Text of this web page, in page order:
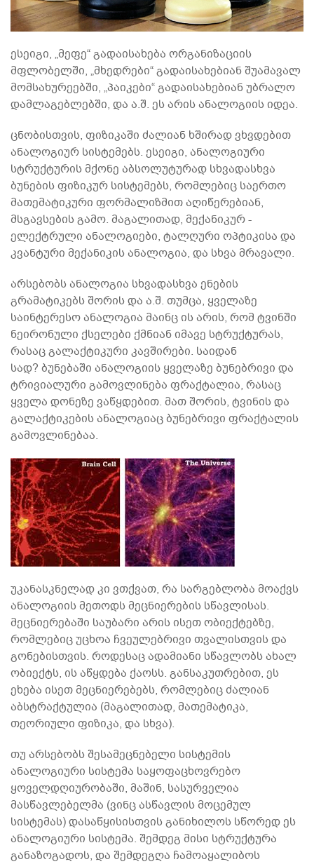
ესეიგი, „მეფე“ გადაისახება ორგანიზაციის
მფლობელში, „მხედრები“ გადაისახებიან შუამავალ
მომსახურეებში, „პაიკები“ გადაისახებიან უბრალო
დამლაგებლებში, და ა.შ. ეს არის ანალოგიის იდეა.
ცნობისთვის, ფიზიკაში ძალიან ხშირად ვხვდებით
ანალოგიურ სისტემებს. ესეიგი, ანალოგიური
სტრუქტურის მქონე აბსოლუტურად სხვადასხვა
ბუნების ფიზიკურ სისტემებს, რომლებიც საერთო
მათემატიკური ფორმალიზმით აღიწერებიან,
მსგავსების გამო. მაგალითად, მექანიკურ -
ელექტრული ანალოგიები, ტალღური ოპტიკისა და
კვანტური მექანიკის ანალოგია, და სხვა მრავალი.
არსებობს ანალოგია სხვადასხვა ენების
გრამატიკებს შორის და ა.შ. თუმცა, ყველაზე
საინტერესო ანალოგია მაინც ის არის, რომ ტვინში
ნეირონული ქსელები ქმნიან იმავე სტრუქტურას,
რასაც გალაქტიკური კავშირები. საიდან
სად? ბუნებაში ანალოგიის ყველაზე ბუნებრივი და
ტრივიალური გამოვლინება ფრაქტალია, რასაც
ყველა დონეზე ვაწყდებით. მათ შორის, ტვინის და
გალაქტიკების ანალოგიაც ბუნებრივი ფრაქტალის
გამოვლინებაა.
უკანასკნელად კი ვთქვათ, რა სარგებლობა მოაქვს
ანალოგიის მეთოდს მეცნიერების სწავლისას.
მეცნიერებაში საუბარი არის ისეთ ობიექტებზე,
რომლებიც უცხოა ჩვეულებრივი თვალისთვის და
გონებისთვის. როდესაც ადამიანი სწავლობს ახალ
ობიექტს, ის აწყდება ქაოსს. განსაკუთრებით, ეს
ეხება ისეთ მეცნიერებებს, რომლებიც ძალიან
აბსტრაქტულია (მაგალითად, მათემატიკა,
თეორიული ფიზიკა, და სხვა).
თუ არსებობს შესამეცნებელი სისტემის
ანალოგიური სისტემა საყოფაცხოვრებო
ყოველდღიურობაში, მაშინ, სასურველია
მასწავლებელმა (ვინც ასწავლის მოცემულ
სისტემას) დასაწყისისთვის განიხილოს სწორედ ეს
ანალოგიური სისტემა. შემდეგ მისი სტრუქტურა
განაზოგადოს, და შემდეგღა ჩამოაყალიბოს